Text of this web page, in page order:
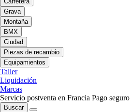
Grava
Montaña
BMX
Ciudad
Piezas de recambio
Equipamientos
Taller
Liquidación
Marcas
Servicio postventa en Francia Pago seguro
Buscar